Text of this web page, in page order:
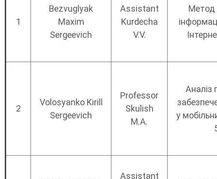
1
Bezvuglyak
Maxim
Sergeevich
Assistant
Kurdecha
V.V.
Метод
2
Volosyanko Kirill
Sergeevich
Professor
Skulish
M.A.
Аналіз
у
Assistant